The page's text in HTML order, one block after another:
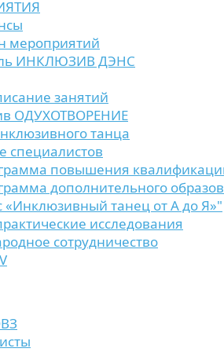
мероприятий
ИНКЛЮЗИВ ДЭНС
занятий
ОДУХОТВОРЕНИЕ
танца
специалистов
повышения
дополнительного
«Инклюзивный танец от А до Я»"
исследования
сотрудничество